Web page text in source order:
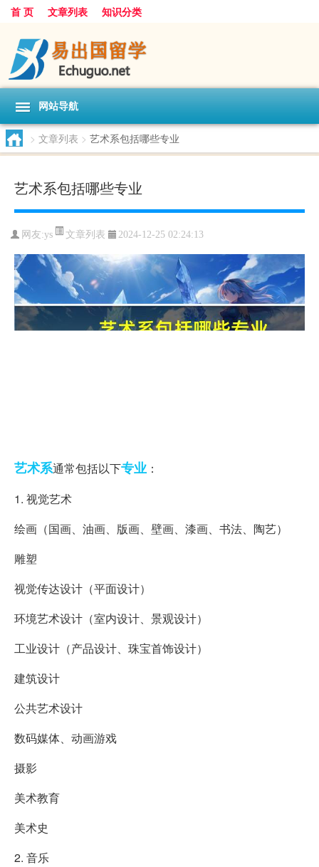
首 页 文章列表 知识分类
网站导航
> 文章列表 > 艺术系包括哪些专业
艺术系包括哪些专业
网友:ys 文章列表 2024-12-25 02:24:13
艺术系通常包括以下专业 ：
1. 视觉艺术
绘画（国画、油画、版画、壁画、漆画、书法、陶艺）
雕塑
视觉传达设计（平面设计）
环境艺术设计（室内设计、景观设计）
工业设计（产品设计、珠宝首饰设计）
建筑设计
公共艺术设计
数码媒体、动画游戏
摄影
美术教育
美术史
2. 音乐